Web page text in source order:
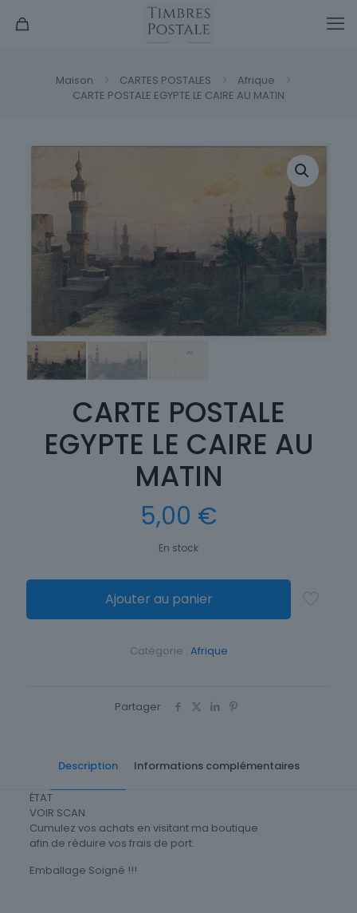
Maison CARTES POSTALES
Afrique
CARTE POSTALE EGYPTE LE CAIRE AU MATIN
CARTE POSTALE
EGYPTE LE CAIRE AU
MATIN
5,00 €
En stock
Ajouter au panier
Catégorie : Afrique
Partager
Description Informations complémentaires
ÉTAT
VOIR SCAN
Cumulez vos achats en visitant ma boutique
afin de réduire vos frais de port.
Emballage Soigné !!!